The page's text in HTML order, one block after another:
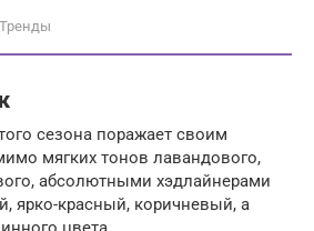
Тренды
сезона поражает своим
мягких тонов лавандового,
абсолютными хэдлайнерами
ярко-красный, коричневый, а